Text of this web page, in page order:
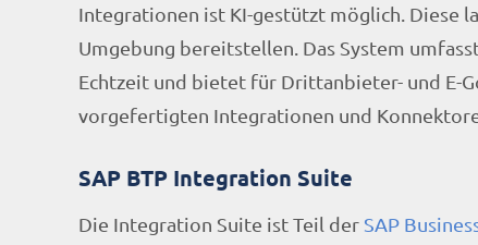
Integrationen ist KI-gestützt möglich. Diese
Umgebung bereitstellen. Das System
Echtzeit und bietet für Drittanbieter- und E-
vorgefertigten Integrationen und
SAP BTP Integration Suite
Die Integration Suite ist Teil der SAP